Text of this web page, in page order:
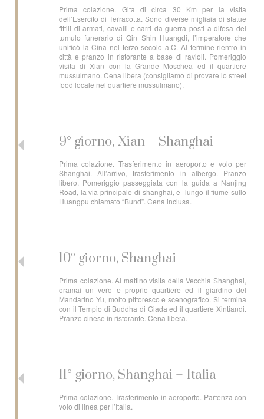
Prima colazione. Gita di circa 30 Km per la visita
dell’Esercito di Terracotta. Sono diverse migliaia di statue
fittili di armati, cavalli e carri da guerra posti a difesa del
tumulo funerario di Qin Shin Huangdi, l’imperatore che
unificò la Cina nel terzo secolo a.C. Al termine rientro in
città e pranzo in ristorante a base di ravioli. Pomeriggio
visita di Xian con la Grande Moschea ed il quartiere
mussulmano. Cena libera (consigliamo di provare lo street
food locale nel quartiere mussulmano).
9° giorno, Xian – Shanghai
Prima colazione. Trasferimento in aeroporto e volo per
Shanghai. All’arrivo, trasferimento in albergo. Pranzo
libero. Pomeriggio passeggiata con la guida a Nanjing
Road, la via principale di shanghai, e lungo il fiume sullo
Huangpu chiamato “Bund”. Cena inclusa.
10° giorno, Shanghai
Prima colazione. Al mattino visita della Vecchia Shanghai,
oramai un vero e proprio quartiere ed il giardino del
Mandarino Yu, molto pittoresco e scenografico. Si termina
con il Tempio di Buddha di Giada ed il quartiere Xintiandi.
Pranzo cinese in ristorante. Cena libera.
11° giorno, Shanghai – Italia
Prima colazione. Trasferimento in aeroporto. Partenza con
volo di linea per l’Italia.